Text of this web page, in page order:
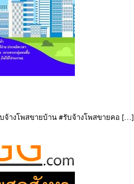
จ้างโพสขายบ้าน #รับจ้างโพสขายคอ […]